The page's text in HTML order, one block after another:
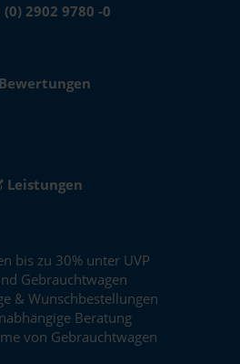
(0) 2902 9780 -0
Bewertungen
Leistungen
bis zu 30% unter UVP
Gebrauchtwagen
& Wunschbestellungen
Beratung
von Gebrauchtwagen